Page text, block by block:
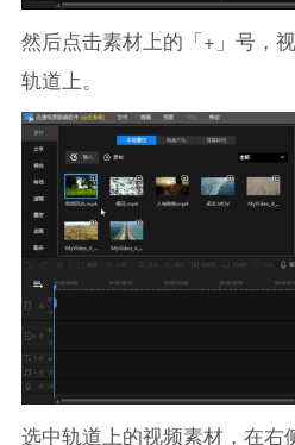
然后点击素材上的「+」号，
轨道上。
选中轨道上的视频素材，在右